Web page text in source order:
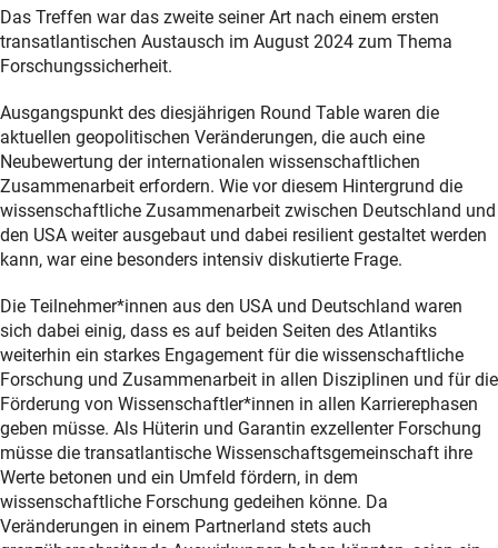
Das Treffen war das zweite seiner Art nach einem ersten
transatlantischen Austausch im August 2024 zum Thema
Forschungssicherheit.
Ausgangspunkt des diesjährigen Round Table waren die
aktuellen geopolitischen Veränderungen, die auch eine
Neubewertung der internationalen wissenschaftlichen
Zusammenarbeit erfordern. Wie vor diesem Hintergrund die
wissenschaftliche Zusammenarbeit zwischen Deutschland und
den USA weiter ausgebaut und dabei resilient gestaltet werden
kann, war eine besonders intensiv diskutierte Frage.
Die Teilnehmer*innen aus den USA und Deutschland waren
sich dabei einig, dass es auf beiden Seiten des Atlantiks
weiterhin ein starkes Engagement für die wissenschaftliche
Forschung und Zusammenarbeit in allen Disziplinen und für die
Förderung von Wissenschaftler*innen in allen Karrierephasen
geben müsse. Als Hüterin und Garantin exzellenter Forschung
müsse die transatlantische Wissenschaftsgemeinschaft ihre
Werte betonen und ein Umfeld fördern, in dem
wissenschaftliche Forschung gedeihen könne. Da
Veränderungen in einem Partnerland stets auch